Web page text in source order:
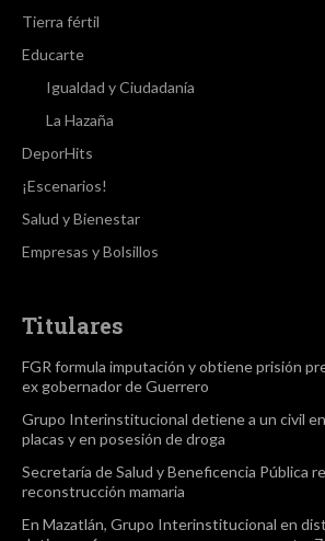
Tierra fértil
Educarte
Igualdad y Ciudadanía
La Hazaña
DeporHits
¡Escenarios!
Salud y Bienestar
Empresas y Bolsillos
Titulares
FGR formula imputación y obtiene prisión
ex gobernador de Guerrero
Grupo Interinstitucional detiene a un civil
placas y en posesión de droga
Secretaría de Salud y Beneficencia Pública
reconstrucción mamaria
En Mazatlán, Grupo Interinstitucional en